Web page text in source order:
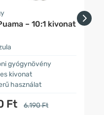
– 10:1 kivonat
gyógynövény
kivonat
használat
Ft 6.190 Ft